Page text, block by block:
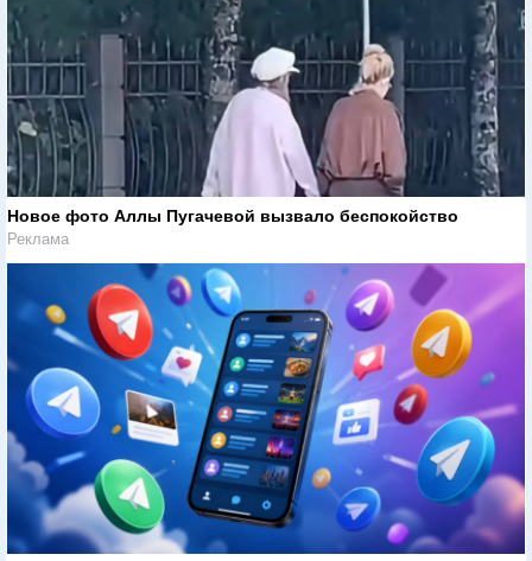
Новое фото Аллы Пугачевой вызвало беспокойство
Реклама